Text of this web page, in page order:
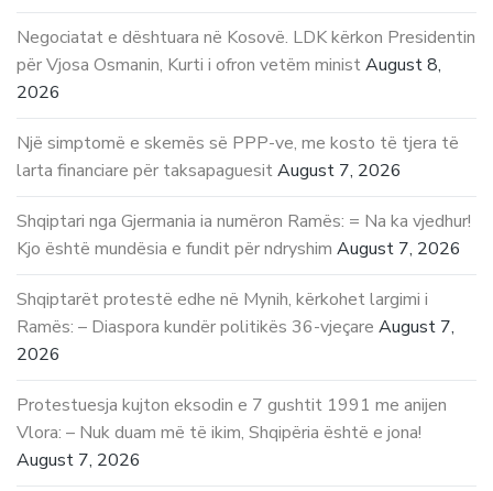
Negociatat e dështuara në Kosovë. LDK kërkon Presidentin
për Vjosa Osmanin, Kurti i ofron vetëm ministAugust 8,
2026
Një simptomë e skemës së PPP-ve, me kosto të tjera të
larta financiare për taksapaguesitAugust 7, 2026
Shqiptari nga Gjermania ia numëron Ramës: = Na ka vjedhur!
Kjo është mundësia e fundit për ndryshim August 7, 2026
Shqiptarët protestë edhe në Mynih, kërkohet largimi i
Ramës: – Diaspora kundër politikës 36-vjeçare August 7,
2026
Protestuesja kujton eksodin e 7 gushtit 1991 me anijen
Vlora: – Nuk duam më të ikim, Shqipëria është e jona!
August 7, 2026